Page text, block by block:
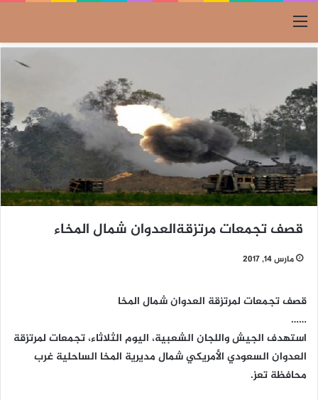
القائمة
قصف تجمعات مرتزقةالعدوان شمال المخاء
مارس 14, 2017
قصف تجمعات لمرتزقة العدوان شمال المخا
……
استهدف الجيش واللجان الشعبية، اليوم الثلاثاء، تجمعات لمرتزقة
العدوان السعودي الأمريكي شمال مديرية المخا الساحلية غرب
محافظة تعز.